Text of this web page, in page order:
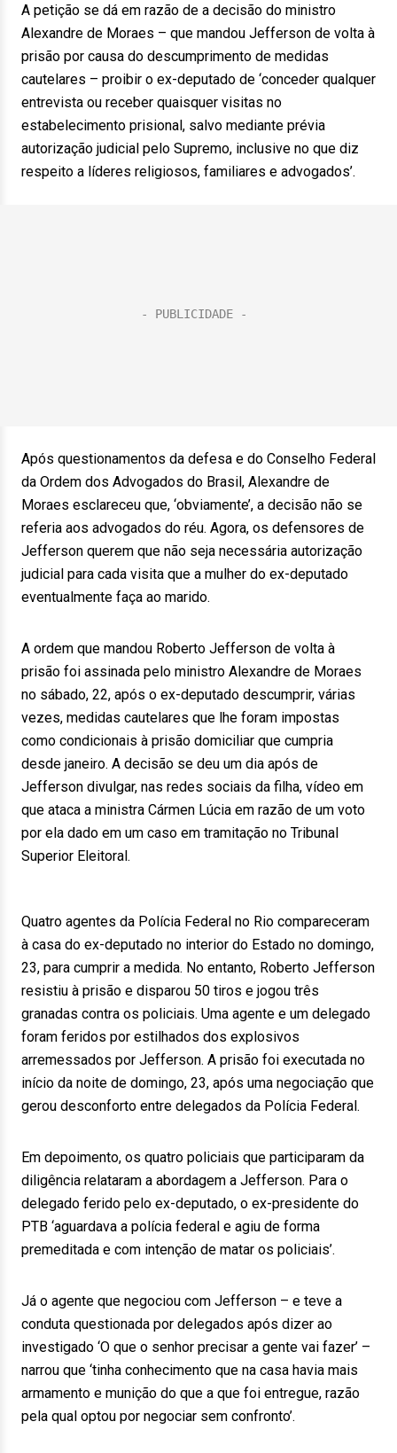
A petição se dá em razão de a decisão do ministro
Alexandre de Moraes – que mandou Jefferson de volta à
prisão por causa do descumprimento de medidas
cautelares – proibir o ex-deputado de ‘conceder qualquer
entrevista ou receber quaisquer visitas no
estabelecimento prisional, salvo mediante prévia
autorização judicial pelo Supremo, inclusive no que diz
respeito a líderes religiosos, familiares e advogados’.
Após questionamentos da defesa e do Conselho Federal
da Ordem dos Advogados do Brasil, Alexandre de
Moraes esclareceu que, ‘obviamente’, a decisão não se
referia aos advogados do réu. Agora, os defensores de
Jefferson querem que não seja necessária autorização
judicial para cada visita que a mulher do ex-deputado
eventualmente faça ao marido.
A ordem que mandou Roberto Jefferson de volta à
prisão foi assinada pelo ministro Alexandre de Moraes
no sábado, 22, após o ex-deputado descumprir, várias
vezes, medidas cautelares que lhe foram impostas
como condicionais à prisão domiciliar que cumpria
desde janeiro. A decisão se deu um dia após de
Jefferson divulgar, nas redes sociais da filha, vídeo em
que ataca a ministra Cármen Lúcia em razão de um voto
por ela dado em um caso em tramitação no Tribunal
Superior Eleitoral.
Quatro agentes da Polícia Federal no Rio compareceram
à casa do ex-deputado no interior do Estado no domingo,
23, para cumprir a medida. No entanto, Roberto Jefferson
resistiu à prisão e disparou 50 tiros e jogou três
granadas contra os policiais. Uma agente e um delegado
foram feridos por estilhados dos explosivos
arremessados por Jefferson. A prisão foi executada no
início da noite de domingo, 23, após uma negociação que
gerou desconforto entre delegados da Polícia Federal.
Em depoimento, os quatro policiais que participaram da
diligência relataram a abordagem a Jefferson. Para o
delegado ferido pelo ex-deputado, o ex-presidente do
PTB ‘aguardava a polícia federal e agiu de forma
premeditada e com intenção de matar os policiais’.
Já o agente que negociou com Jefferson – e teve a
conduta questionada por delegados após dizer ao
investigado ‘O que o senhor precisar a gente vai fazer’ –
narrou que ‘tinha conhecimento que na casa havia mais
armamento e munição do que a que foi entregue, razão
pela qual optou por negociar sem confronto’.